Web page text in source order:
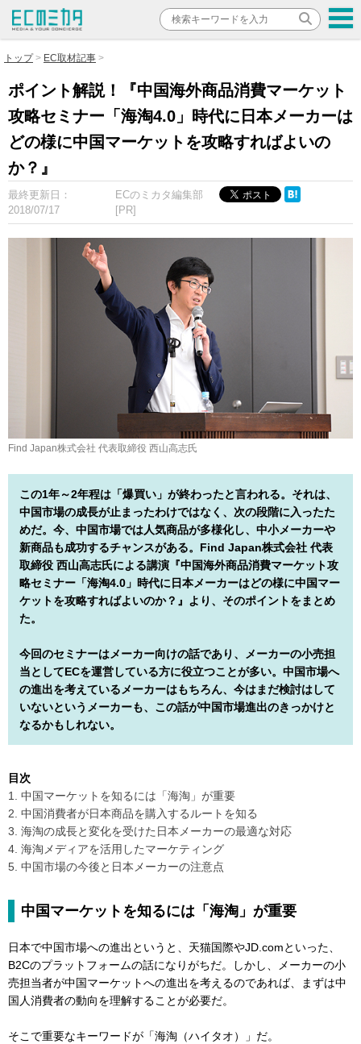
トップ EC取材記事
ポイント解説！『中国海外商品消費マーケット
攻略セミナー「海淘4.0」時代に日本メーカーは
どの様に中国マーケットを攻略すればよいの
か？』
最終更新日：
2018/07/17
ECのミカタ編集部
[PR]
Find Japan株式会社 代表取締役 西山高志氏
この1年～2年程は「爆買い」が終わったと言われる。それは、
中国市場の成長が止まったわけではなく、次の段階に入ったた
めだ。今、中国市場では人気商品が多様化し、中小メーカーや
新商品も成功するチャンスがある。Find Japan株式会社 代表
取締役 西山高志氏による講演『中国海外商品消費マーケット攻
略セミナー「海淘4.0」時代に日本メーカーはどの様に中国マー
ケットを攻略すればよいのか？』より、そのポイントをまとめ
た。
今回のセミナーはメーカー向けの話であり、メーカーの小売担
当としてECを運営している方に役立つことが多い。中国市場へ
の進出を考えているメーカーはもちろん、今はまだ検討はして
いないというメーカーも、この話が中国市場進出のきっかけと
なるかもしれない。
目次
1. 中国マーケットを知るには「海淘」が重要
2. 中国消費者が日本商品を購入するルートを知る
3. 海淘の成長と変化を受けた日本メーカーの最適な対応
4. 海淘メディアを活用したマーケティング
5. 中国市場の今後と日本メーカーの注意点
中国マーケットを知るには「海淘」が重要
日本で中国市場への進出というと、天猫国際やJD.comといった、
B2Cのプラットフォームの話になりがちだ。しかし、メーカーの小
売担当者が中国マーケットへの進出を考えるのであれば、まずは中
国人消費者の動向を理解することが必要だ。
そこで重要なキーワードが「海淘（ハイタオ）」だ。